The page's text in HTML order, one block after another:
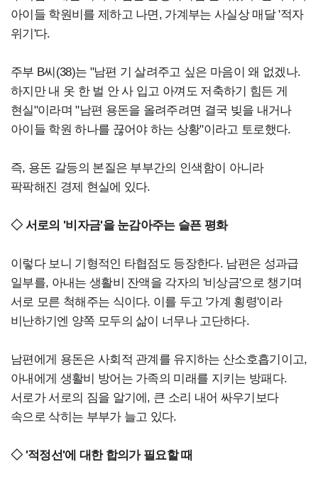
아이들 학원비를 제하고 나면, 가계부는 사실상 매달 '적자
위기'다.
주부 B씨(38)는 "남편 기 살려주고 싶은 마음이 왜 없겠나.
하지만 내 옷 한 벌 안 사 입고 아껴도 저축하기 힘든 게
현실"이라며 "남편 용돈을 올려주려면 결국 빚을 내거나
아이들 학원 하나를 끊어야 하는 상황"이라고 토로했다.
즉, 용돈 갈등의 본질은 부부간의 인색함이 아니라
팍팍해진 경제 현실에 있다.
◇ 서로의 '비자금'을 눈감아주는 슬픈 평화
이렇다 보니 기형적인 타협점도 등장한다. 남편은 성과급
일부를, 아내는 생활비 잔액을 각자의 '비상금'으로 챙기며
서로 모른 척해주는 식이다. 이를 두고 '가계 횡령'이라
비난하기엔 양쪽 모두의 삶이 너무나 고단하다.
남편에게 용돈은 사회적 관계를 유지하는 산소호흡기이고,
아내에게 생활비 방어는 가족의 미래를 지키는 방패다.
서로가 서로의 짐을 알기에, 큰 소리 내어 싸우기보다
속으로 삭히는 부부가 늘고 있다.
◇ '적정선'에 대한 합의가 필요할 때